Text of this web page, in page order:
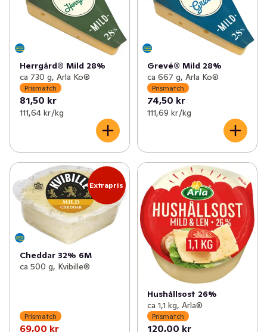
Herrgård® Mild 28%
ca 730 g, Arla Ko®
Prismatch
81,50 kr
111,64 kr /kg
Grevé® Mild 28%
ca 667 g, Arla Ko®
Prismatch
74,50 kr
111,69 kr /kg
Extrapris
Cheddar 32% 6M
ca 500 g, Kvibille®
Prismatch
69,00 kr
Hushållsost 26%
ca 1,1 kg, Arla®
Prismatch
120,00 kr